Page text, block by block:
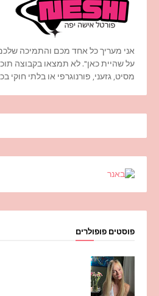
אני מעריך כל אחד מכם והתמיכה
על שהיית כאן". לא תמצאו בקבוצה
מסיט, גזעני, פורנוגרפי או בלתי חוקי
פוסטים פופולרים